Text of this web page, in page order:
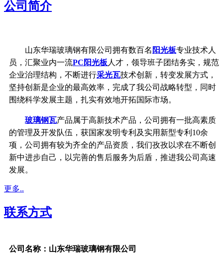
公司简介
山东华瑞玻璃钢有限公司拥有数百名 阳光板专业技术人
员，汇聚业内一流PC阳光板人才，领导班子团结务实，规范
企业治理结构，不断进行采光瓦技术创新，转变发展方式，
坚持创新是企业的最高效率，完成了我公司战略转型，同时
围绕科学发展主题，扎实有效地开拓国际市场。
玻璃钢瓦产品属于高新技术产品，公司拥有一批高素质
的管理及开发队伍，获国家发明专利及实用新型专利10余
项，公司拥有较为齐全的产品资质，我们孜孜以求在不断创
新中进步自己，以完善的售后服务为后盾，推进我公司高速
发展。
更多..
联系方式
公司名称：山东华瑞玻璃钢有限公司